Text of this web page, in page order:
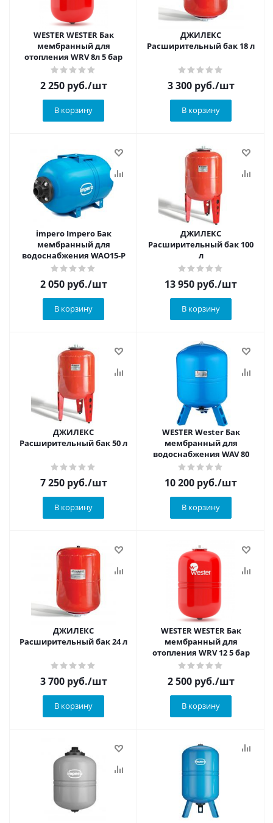
WESTER WESTER Бак
мембранный для
отопления WRV 8л 5 бар
2 250руб./шт
В корзину
ДЖИЛЕКС
Расширительный бак 18 л
3 300руб./шт
В корзину
impero Impero Бак
мембранный для
водоснабжения WAO15-P
2 050руб./шт
В корзину
ДЖИЛЕКС
Расширительный бак 100
л
13 950 руб./шт
В корзину
ДЖИЛЕКС
Расширительный бак 50 л
7 250руб./шт
В корзину
WESTER Wester Бак
мембранный для
водоснабжения WAV 80
10 200 руб./шт
В корзину
ДЖИЛЕКС
Расширительный бак 24 л
3 700руб./шт
В корзину
WESTER WESTER Бак
мембранный для
отопления WRV 12 5 бар
2 500руб./шт
В корзину